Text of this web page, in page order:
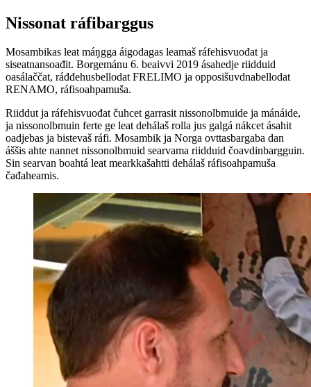
Nissonat ráfibarggus
Mosambikas leat máŋgga áigodagas leamaš ráfehisvuođat ja
siseatnansoađit. Borgemánu 6. beaivvi 2019 ásahedje riidduid
oasálaččat, ráđđehusbellodat FRELIMO ja opposišuvdnabellodat
RENAMO, ráfisoahpamuša.
Riiddut ja ráfehisvuođat čuhcet garrasit nissonolbmuide ja mánáide,
ja nissonolbmuin ferte ge leat dehálaš rolla jus galgá nákcet ásahit
oadjebas ja bistevaš ráfi. Mosambik ja Norga ovttasbargaba dan
áššis ahte nannet nissonolbmuid searvama riidduid čoavdinbargguin.
Sin searvan boahtá leat mearkkašahtti dehálaš ráfisoahpamuša
čađaheamis.